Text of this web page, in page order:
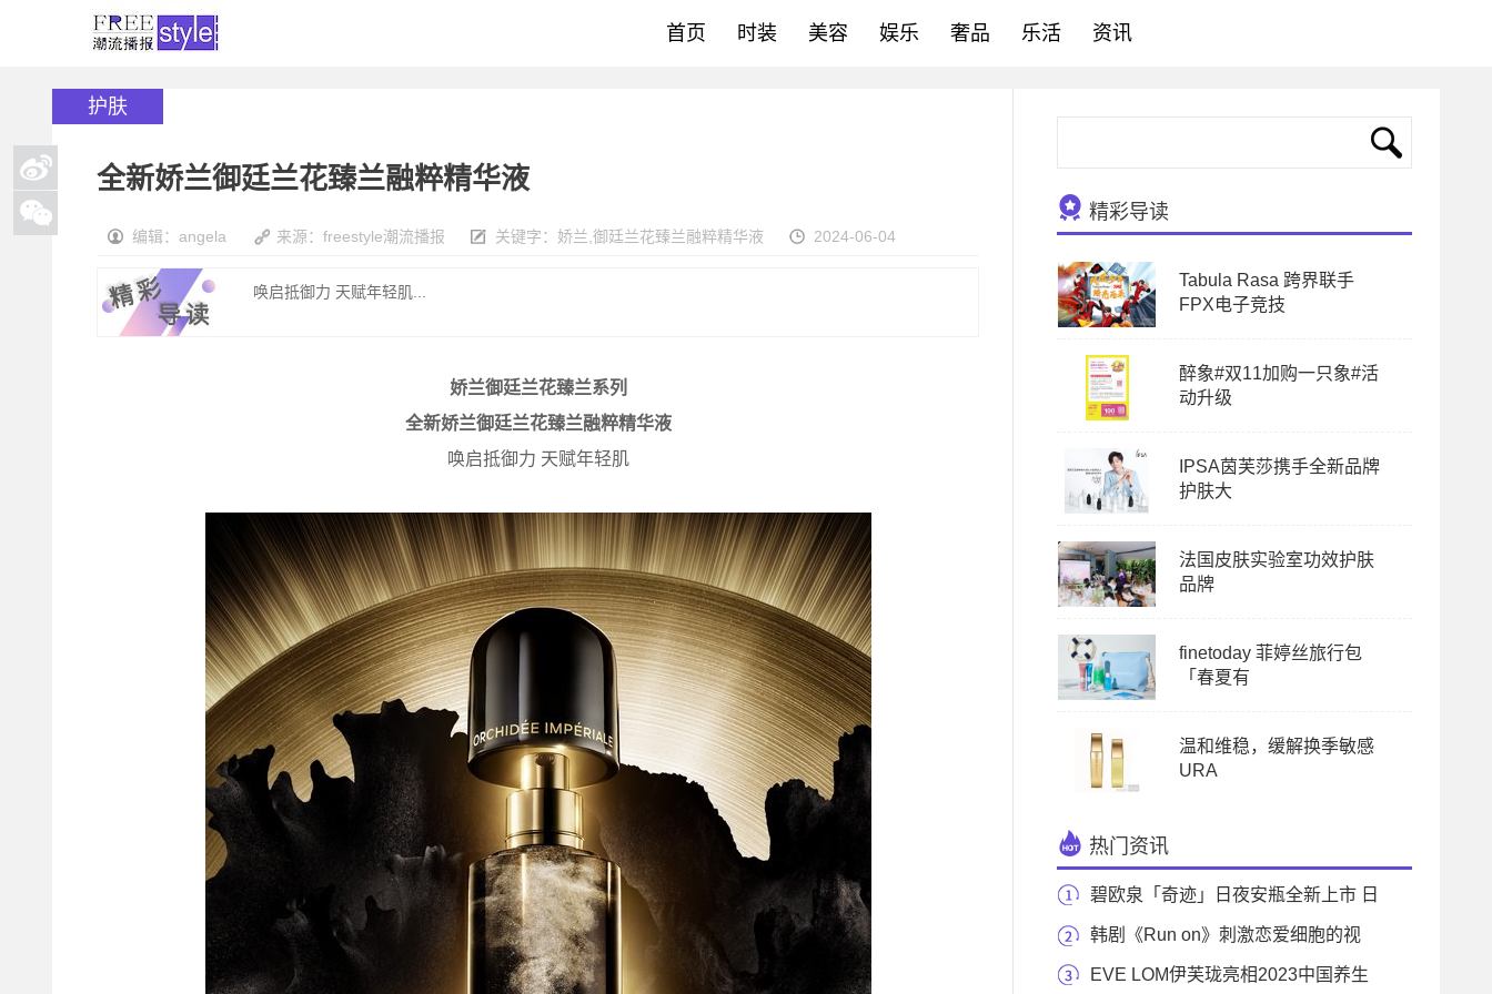
首页 时装 美容 娱乐 奢品 乐活 资讯
护肤
全新娇兰御廷兰花臻兰融粹精华液
编辑：angela 来源：freestyle潮流播报 关键字： 娇兰 御廷兰花臻兰融粹精华液 2024-06-04
唤启抵御力 天赋年轻肌...
娇兰御廷兰花臻兰系列
全新娇兰御廷兰花臻兰融粹精华液
唤启抵御力 天赋年轻肌
精彩导读
Tabula Rasa 跨界联手
FPX电子竞技
醉象#双11加购一只象#活
动升级
IPSA茵芙莎携手全新品牌
护肤大
法国皮肤实验室功效护肤
品牌
finetoday 菲婷丝旅行包
「春夏有
温和维稳，缓解换季敏感
URA
热门资讯
碧欧泉「奇迹」日夜安瓶全新上市 日
夜分时护理
韩剧《Run on》刺激恋爱细胞的视
觉，是心动的感
EVE LOM伊芙珑亮相2023中国养生